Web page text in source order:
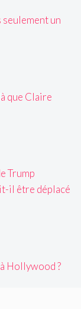
un
que Claire
Trump
il être déplacé
Hollywood ?